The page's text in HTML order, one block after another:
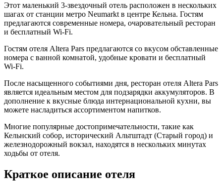
Этот маленький 3-звездочный отель расположен в нескольких
шагах от станции метро Neumarkt в центре Кельна. Гостям
предлагаются современные номера, очаровательный ресторан
и бесплатный Wi-Fi.
Гостям отеля Altera Pars предлагаются со вкусом обставленные
номера с ванной комнатой, удобные кровати и бесплатный
Wi-Fi.
После насыщенного событиями дня, ресторан отеля Altera Pars
является идеальным местом для подзарядки аккумуляторов. В
дополнение к вкусные блюда интернациональной кухни, вы
можете насладиться ассортиментом напитков.
Многие популярные достопримечательности, такие как
Кельнский собор, исторический Альтштадт (Старый город) и
железнодорожный вокзал, находятся в нескольких минутах
ходьбы от отеля.
Краткое описание отеля